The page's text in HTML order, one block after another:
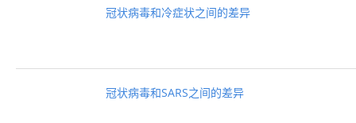
冠状病毒和冷症状之间的差异
冠状病毒和SARS之间的差异